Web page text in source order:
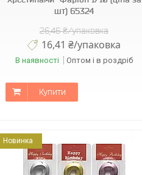
шт) 65324
26,46 ₴/упаковка
16,41 ₴/упаковка
В наявності Оптом і в роздріб
Купити
Новинка